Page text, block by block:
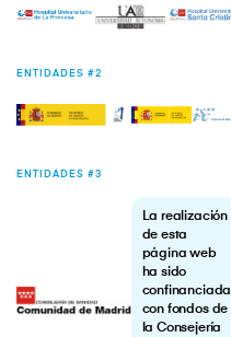
ENTIDADES #2
ENTIDADES #3
La realización
de esta
página web
ha sido
confinanciada
con fondos de
la Consejería